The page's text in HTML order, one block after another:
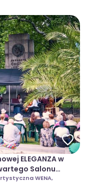
ELEGANZA w
Salonu
WENA,